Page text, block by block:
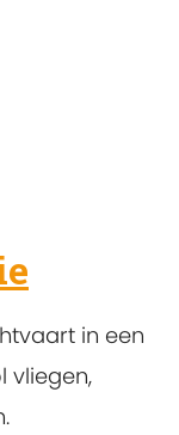
in een
vliegen,